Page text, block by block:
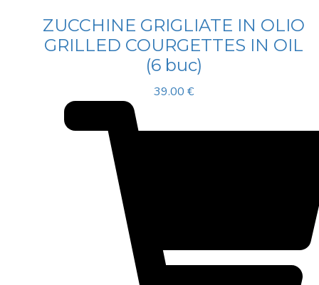
quantity
ZUCCHINE GRIGLIATE IN OLIO
GRILLED COURGETTES IN OIL
(6 buc)
39.00 €